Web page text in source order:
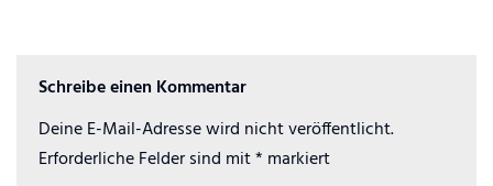
Schreibe einen Kommentar
Deine E-Mail-Adresse wird nicht veröffentlicht.
Erforderliche Felder sind mit* markiert